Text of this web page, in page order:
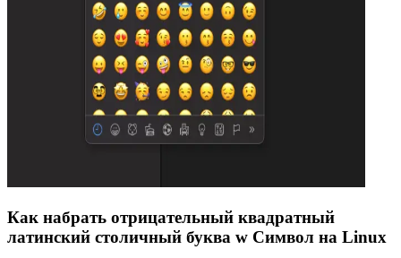
Как набрать отрицательный квадратный
латинский столичный буква w Символ на Linux